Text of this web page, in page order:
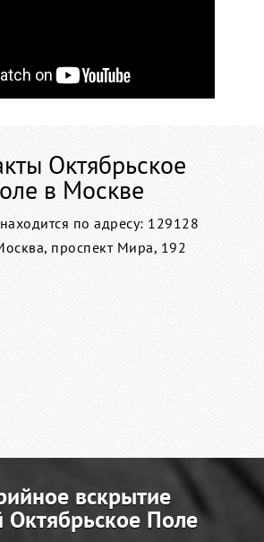
Октябрьское
в Москве
по адресу: 129128
проспект Мира, 192
вскрытие
Октябрьское Поле